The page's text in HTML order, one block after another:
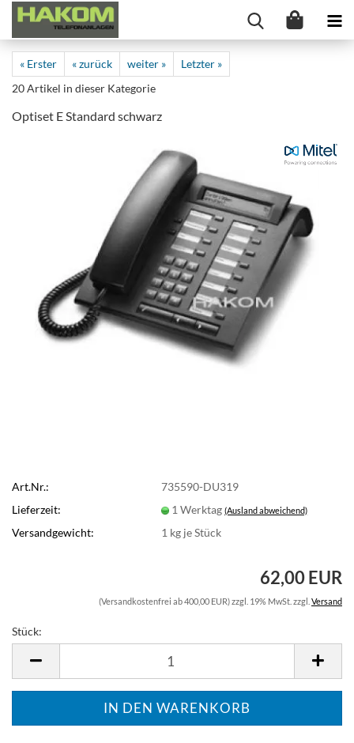
« Erster « zurück weiter »
Letzter »
20Artikel in dieser Kategorie
Optiset E Standard schwarz
Art.Nr.:
735590-DU319
Lieferzeit:
1 Werktag(Ausland abweichend)
Versandgewicht: 1 kg je Stück
62,00 EUR
(Versandkostenfrei ab 400,00 EUR) zzgl. 19% MwSt. zzgl. Versand
Stück: